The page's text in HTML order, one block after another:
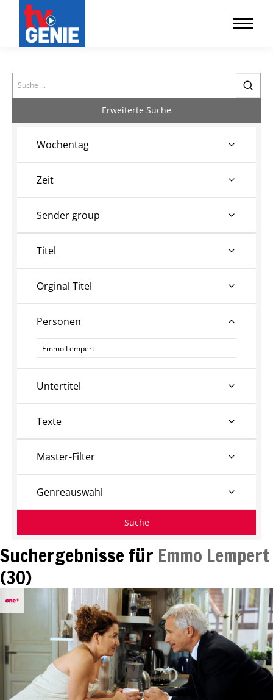
Search
Suchergebnisse für Emmo Lempert
(30)
Erweiterte Suche
Wochentag
Zeit
Sender group
Titel
Orginal Titel
Personen
Personen
Untertitel
Texte
Master-Filter
Genreauswahl
Suche